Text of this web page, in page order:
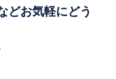
どお気軽にどう